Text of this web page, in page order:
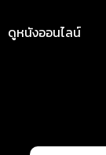
ดูหนังออนไลน์